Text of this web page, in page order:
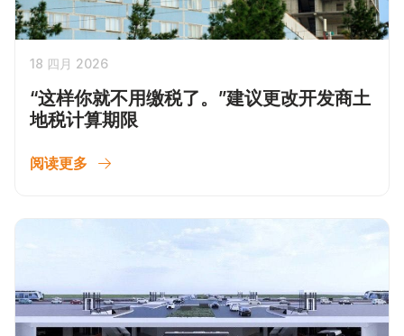
18 四月 2026
“这样你就不用缴税了。”建议更改开发商土
地税计算期限
阅读更多